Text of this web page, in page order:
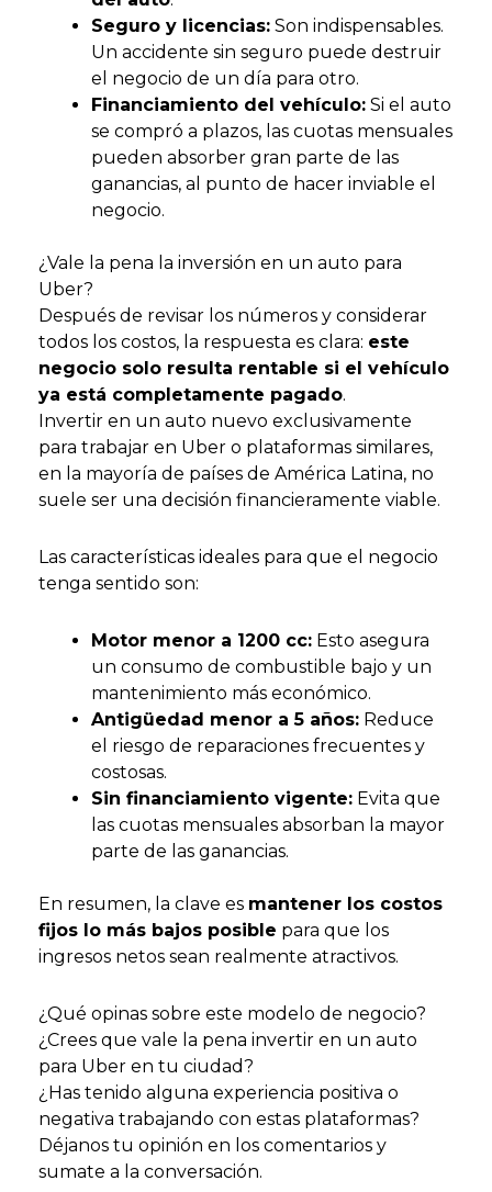
Seguro y licencias: Son indispensables.
Un accidente sin seguro puede destruir
el negocio de un día para otro.
Financiamiento del vehículo: Si el auto
se compró a plazos, las cuotas mensuales
pueden absorber gran parte de las
ganancias, al punto de hacer inviable el
negocio.
¿Vale la pena la inversión en un auto para
Uber?
Después de revisar los números y considerar
todos los costos, la respuesta es clara: este
negocio solo resulta rentable si el vehículo
ya está completamente pagado.
Invertir en un auto nuevo exclusivamente
para trabajar en Uber o plataformas similares,
en la mayoría de países de América Latina, no
suele ser una decisión financieramente viable.
Las características ideales para que el negocio
tenga sentido son:
Motor menor a 1200 cc: Esto asegura
un consumo de combustible bajo y un
mantenimiento más económico.
Antigüedad menor a 5 años: Reduce
el riesgo de reparaciones frecuentes y
costosas.
Sin financiamiento vigente: Evita que
las cuotas mensuales absorban la mayor
parte de las ganancias.
En resumen, la clave es mantener los costos
fijos lo más bajos posible para que los
ingresos netos sean realmente atractivos.
¿Qué opinas sobre este modelo de negocio?
¿Crees que vale la pena invertir en un auto
para Uber en tu ciudad?
¿Has tenido alguna experiencia positiva o
negativa trabajando con estas plataformas?
Déjanos tu opinión en los comentarios y
sumate a la conversación.